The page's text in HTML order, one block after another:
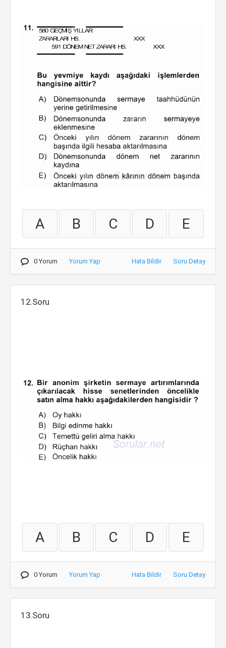
A B C D E
0 Yorum Yorum Yap Hata Bildir Soru Detay
12.Soru
A B C D E
0 Yorum Yorum Yap Hata Bildir Soru Detay
13.Soru